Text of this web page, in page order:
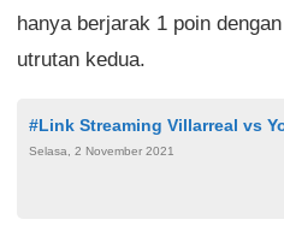
hanya berjarak 1 poin
utrutan kedua.
#Link Streaming Villarreal vs
Selasa, 2 November 2021